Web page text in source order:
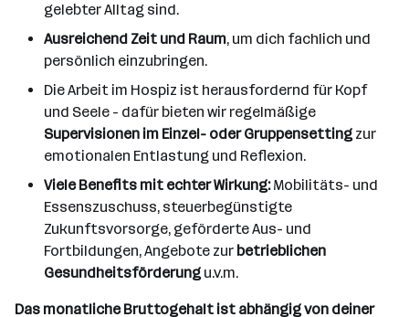
gelebter Alltag sind.
Ausreichend Zeit und Raum, um dich fachlich und
persönlich einzubringen.
Die Arbeit im Hospiz ist herausfordernd für Kopf
und Seele - dafür bieten wir regelmäßige
Supervisionen im Einzel- oder Gruppensetting zur
emotionalen Entlastung und Reflexion.
Viele Benefits mit echter Wirkung:Mobilitäts- und
Essenszuschuss, steuerbegünstigte
Zukunftsvorsorge, geförderte Aus- und
Fortbildungen, Angebote zur betrieblichen
Gesundheitsförderung u.v.m.
Das monatliche Bruttogehalt ist abhängig von deiner